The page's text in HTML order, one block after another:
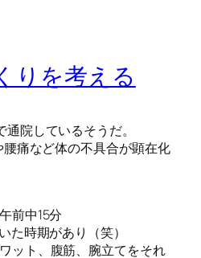
りを考える
院しているそうだ。
痛など体の不具合が顕在化
前中15分
た時期があり（笑）
ット、腹筋、腕立てをそれ